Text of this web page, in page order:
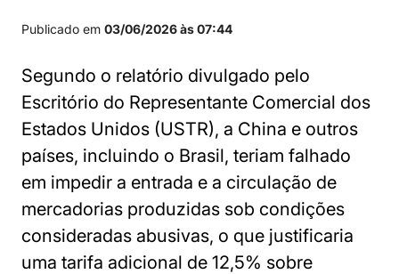
Publicado em 03/06/2026 às 07:44
Segundo o relatório divulgado pelo
Escritório do Representante Comercial dos
Estados Unidos (USTR), a China e outros
países, incluindo o Brasil, teriam falhado
em impedir a entrada e a circulação de
mercadorias produzidas sob condições
consideradas abusivas, o que justificaria
uma tarifa adicional de 12,5% sobre